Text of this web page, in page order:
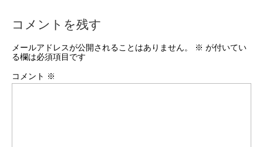
コメントを残す
メールアドレスが公開されることはありません。 ※ が付いてい
る欄は必須項目です
コメント ※